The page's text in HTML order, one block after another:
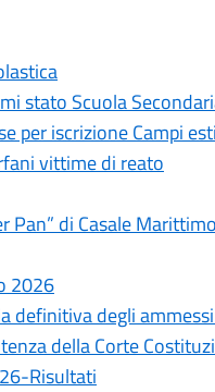
stato Scuola
per iscrizione Campi
vittime di reato
Pan” di Casale
2026
definitiva degli
della Corte
Risultati